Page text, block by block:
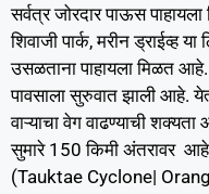
सर्वत्र जोरदार पाऊस
शिवाजी पार्क, मरीन ड्राईव्ह
उसळताना पाहायला मिळत
पावसाला सुरुवात झाली आहे.
वाऱ्याचा वेग वाढण्याची
सुमारे 150 किमी अंतरावर आहे,
(Tauktae Cyclone|